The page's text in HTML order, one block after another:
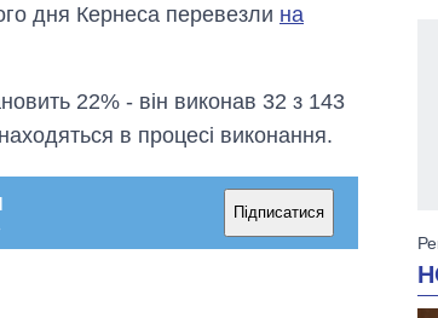
дня Кернеса перевезли на
22% - він виконав 32 з 143
в процесі виконання.
Підписатися
ударів по Україні
за літо: Київ та
головною ціллю